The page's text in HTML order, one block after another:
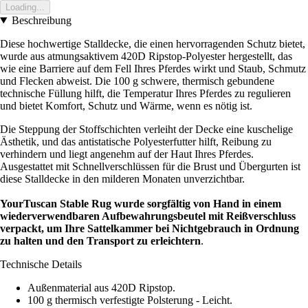
Loading...
Beschreibung
Diese hochwertige Stalldecke, die einen hervorragenden Schutz bietet,
wurde aus atmungsaktivem 420D Ripstop-Polyester hergestellt, das
wie eine Barriere auf dem Fell Ihres Pferdes wirkt und Staub, Schmutz
und Flecken abweist. Die 100 g schwere, thermisch gebundene
technische Füllung hilft, die Temperatur Ihres Pferdes zu regulieren
und bietet Komfort, Schutz und Wärme, wenn es nötig ist.
Die Steppung der Stoffschichten verleiht der Decke eine kuschelige
Ästhetik, und das antistatische Polyesterfutter hilft, Reibung zu
verhindern und liegt angenehm auf der Haut Ihres Pferdes.
Ausgestattet mit Schnellverschlüssen für die Brust und Übergurten ist
diese Stalldecke in den milderen Monaten unverzichtbar.
YourTuscan Stable Rug wurde sorgfältig von Hand in einem
wiederverwendbaren Aufbewahrungsbeutel mit Reißverschluss
verpackt, um Ihre Sattelkammer bei Nichtgebrauch in Ordnung
zu halten und den Transport zu erleichtern.
Technische Details
Außenmaterial aus 420D Ripstop.
100 g thermisch verfestigte Polsterung - Leicht.